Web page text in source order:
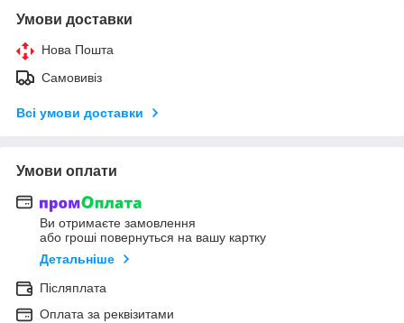
Умови доставки
Нова Пошта
Самовивіз
Всі умови доставки
Умови оплати
Ви отримаєте замовлення
або гроші повернуться на вашу картку
Детальніше
Післяплата
Оплата за реквізитами